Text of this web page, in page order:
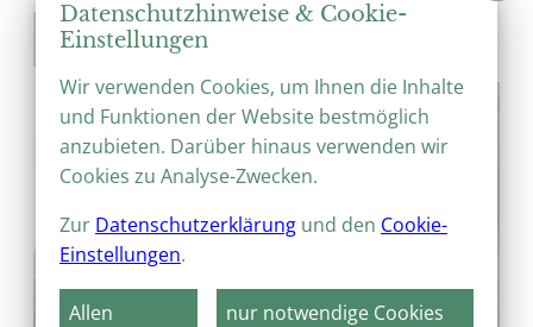
Coming soon: der digitale
Gartenträume-Stempelpass!
Datenschutzhinweise & Cookie-
Einstellungen
Wir verwenden Cookies, um Ihnen die Inhalte
und Funktionen der Website bestmöglich
anzubieten. Darüber hinaus verwenden wir
Cookies zu Analyse-Zwecken.
Zur Datenschutzerklärung und den Cookie-
Einstellungen.
Allen
nur notwendige Cookies